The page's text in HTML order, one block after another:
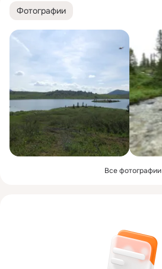
Фотографии
Все фотографии